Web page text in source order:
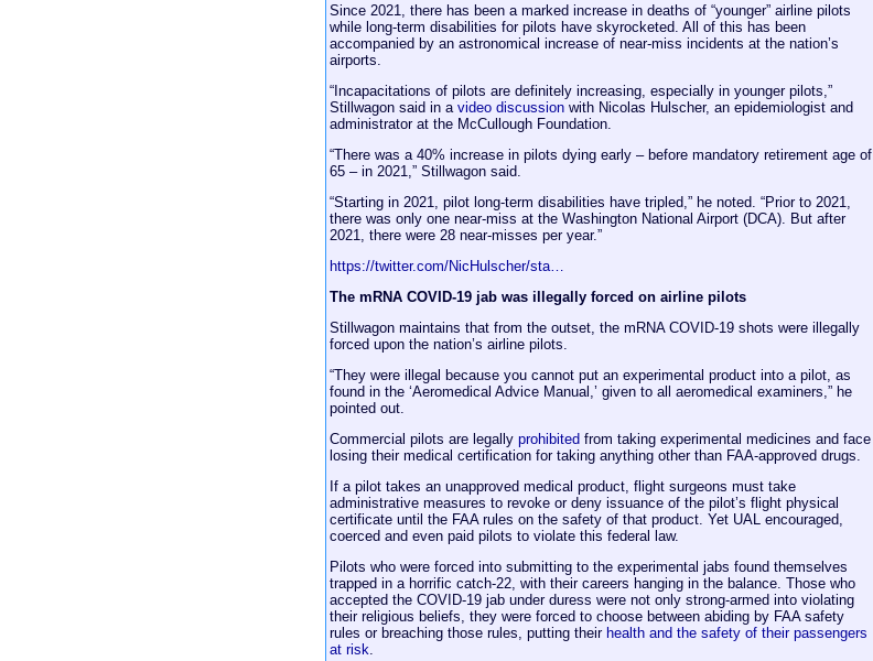
Since 2021, there has been a marked increase in deaths of “younger” airline pilots
while long-term disabilities for pilots have skyrocketed. All of this has been
accompanied by an astronomical increase of near-miss incidents at the nation’s
airports.
“Incapacitations of pilots are definitely increasing, especially in younger pilots,”
Stillwagon said in avideo discussion with Nicolas Hulscher, an epidemiologist and
administrator at the McCullough Foundation.
“There was a 40% increase in pilots dying early – before mandatory retirement age of
65 – in 2021,” Stillwagon said.
“Starting in 2021, pilot long-term disabilities have tripled,” he noted. “Prior to 2021,
there was only one near-miss at the Washington National Airport (DCA). But after
2021, there were 28 near-misses per year.”
https://twitter.com/NicHulscher/sta…
The mRNA COVID-19 jab was illegally forced on airline pilots
Stillwagon maintains that from the outset, the mRNA COVID-19 shots were illegally
forced upon the nation’s airline pilots.
“They were illegal because you cannot put an experimental product into a pilot, as
found in the ‘Aeromedical Advice Manual,’ given to all aeromedical examiners,” he
pointed out.
Commercial pilots are legallyprohibited from taking experimental medicines and face
losing their medical certification for taking anything other than FAA-approved drugs.
If a pilot takes an unapproved medical product, flight surgeons must take
administrative measures to revoke or deny issuance of the pilot’s flight physical
certificate until the FAA rules on the safety of that product. Yet UAL encouraged,
coerced and even paid pilots to violate this federal law.
Pilots who were forced into submitting to the experimental jabs found themselves
trapped in a horrific catch-22, with their careers hanging in the balance. Those who
accepted the COVID-19 jab under duress were not only strong-armed into violating
their religious beliefs, they were forced to choose between abiding by FAA safety
rules or breaching those rules, putting their health and the safety of their passengers
at risk.